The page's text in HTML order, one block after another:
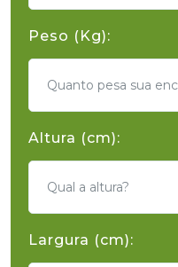
Peso (Kg):
Altura (cm):
Largura (cm):